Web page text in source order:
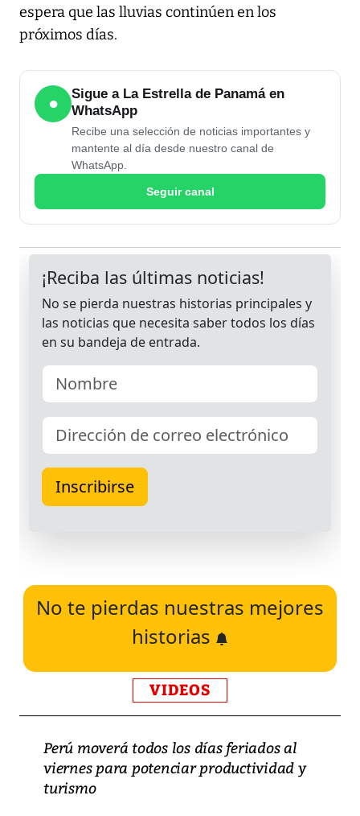
espera que las lluvias continúen en los
próximos días.
●
Sigue a La Estrella de Panamá en
WhatsApp
Recibe una selección de noticias importantes y
mantente al día desde nuestro canal de
WhatsApp.
Seguir canal
No te pierdas nuestras mejores
historias
VIDEOS
Perú moverá todos los días feriados al
viernes para potenciar productividad y
turismo